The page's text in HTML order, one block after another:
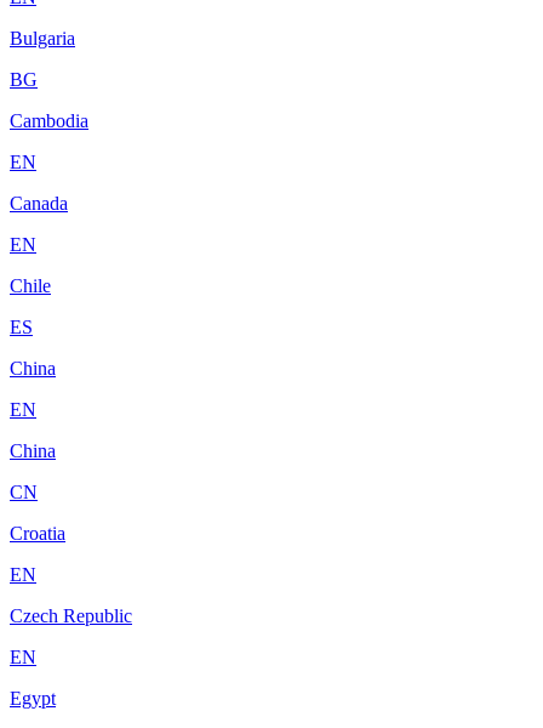
Bulgaria
BG
Cambodia
EN
Canada
EN
Chile
ES
China
EN
China
CN
Croatia
EN
Czech Republic
EN
Egypt